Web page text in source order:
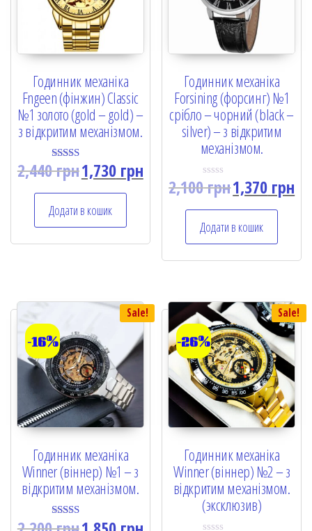
Годинник механіка
Fngeen (фінжин) Classic
№1 золото (gold – gold) –
з відкритим механізмом.
Rated
5.00
2,440грн1,730грн
Додати в кошик
Годинник механіка
Forsining (форсинг) №1
срібло – чорний (black –
silver) – з відкритим
механізмом.
R
d
0
o
u
5
2,100грн1,370 грн
Додати в кошик
Sale!
-16%
Годинник механіка
Winner (віннер) №1 – з
відкритим механізмом.
Rated
Sale!
-26%
Годинник механіка
Winner (віннер) №2 – з
відкритим механізмом.
(эксклюзив)